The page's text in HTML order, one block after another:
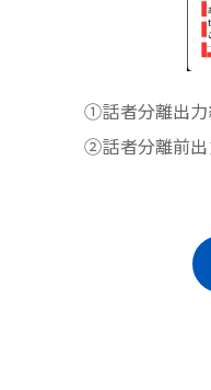
①話者分離出力
②話者分離前出